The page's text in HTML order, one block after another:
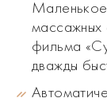
массажных
фильма
дважды